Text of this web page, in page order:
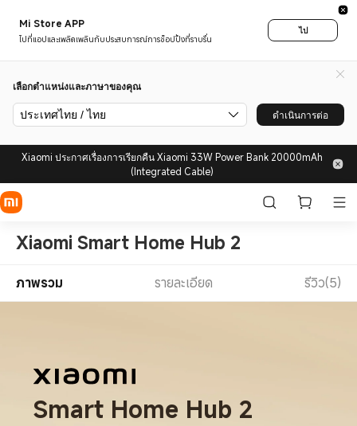
Mi Store APP
ไปที่แอปและเพลิดเพลินกับประสบการณ์การช็อปปิ้งที่ราบรื่น
ไป
เลือกตำแหน่งและภาษาของคุณ
ประเทศไทย / ไทย ดำเนินการต่อ
Xiaomi ประกาศเรื่องการเรียกคืน Xiaomi 33W Power Bank 20000mAh
(Integrated Cable)
Xiaomi Smart Home Hub 2
ภาพรวม รายละเอียด รีวิว(5)
Smart Home Hub 2